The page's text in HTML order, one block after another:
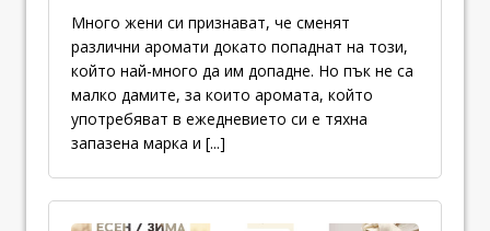
Много жени си признават, че сменят
различни аромати докато попаднат на този,
който най-много да им допадне. Но пък не са
малко дамите, за които аромата, който
употребяват в ежедневието си е тяхна
запазена марка и [...]